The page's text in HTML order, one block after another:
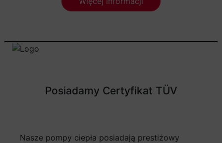
Posiadamy Certyfikat TÜV
Nasze pompy ciepła posiadają prestiżowy